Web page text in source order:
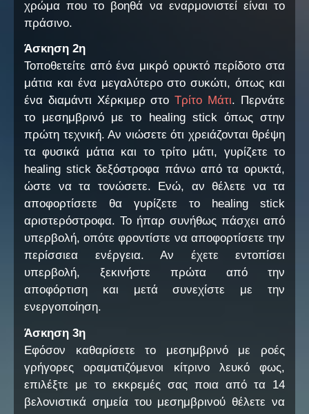
χρώμα που το βοηθά να εναρμονιστεί είναι το
πράσινο.
Άσκηση 2η
Τοποθετείτε από ένα μικρό ορυκτό περίδοτο στα
μάτια και ένα μεγαλύτερο στο συκώτι, όπως και
ένα διαμάντι Χέρκιμερ στοΤρίτο Μάτι. Περνάτε
το μεσημβρινό με το healing stick όπως στην
πρώτη τεχνική. Αν νιώσετε ότι χρειάζονται θρέψη
τα φυσικά μάτια και το τρίτο μάτι, γυρίζετε το
healing stick δεξόστροφα πάνω από τα ορυκτά,
ώστε να τα τονώσετε. Ενώ, αν θέλετε να τα
αποφορτίσετε θα γυρίζετε το healing stick
αριστερόστροφα. Το ήπαρ συνήθως πάσχει από
υπερβολή, οπότε φροντίστε να αποφορτίσετε την
περίσσιεα ενέργεια. Αν έχετε εντοπίσει
υπερβολή, ξεκινήστε πρώτα από την
αποφόρτιση και μετά συνεχίστε με την
ενεργοποίηση.
Άσκηση 3η
Εφόσον καθαρίσετε το μεσημβρινό με ροές
γρήγορες οραματιζόμενοι κίτρινο λευκό φως,
επιλέξτε με το εκκρεμές σας ποια από τα 14
βελονιστικά σημεία του μεσημβρινού θέλετε να